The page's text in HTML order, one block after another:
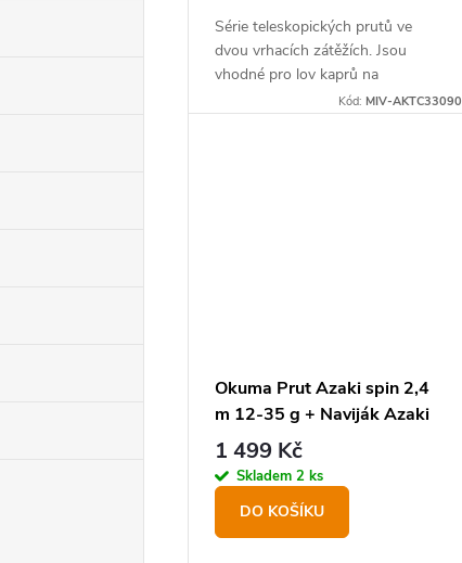
Série teleskopických prutů ve
dvou vrhacích zátěžích. Jsou
vhodné pro lov kaprů na
položenou i pro univerzální
Kód: MIV-AKTC33090
Okuma Prut Azaki spin 2,4
m 12-35 g + Naviják Azaki
AZ 40FD Zdarma
1 499 Kč
Skladem 2 ks
DO KOŠÍKU